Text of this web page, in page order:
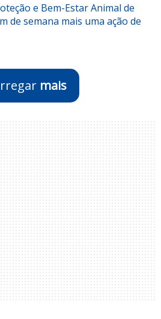
e Bem-Estar Animal de
de semana mais uma ação de
mais